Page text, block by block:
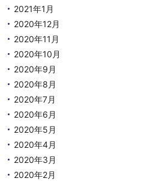
2021年1月
2020年12月
2020年11月
2020年10月
2020年9月
2020年8月
2020年7月
2020年6月
2020年5月
2020年4月
2020年3月
2020年2月